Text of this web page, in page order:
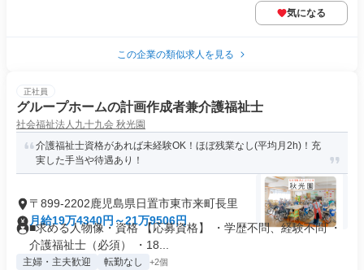
気になる
この企業の類似求人を見る
正社員
グループホームの計画作成者兼介護福祉士
社会福祉法人九十九会 秋光園
介護福祉士資格があれば未経験OK！ほぼ残業なし(平均月2h)！充
実した手当や待遇あり！
〒899-2202鹿児島県日置市東市来町長里
月給19万4340円～21万9506円
■求める人物像・資格 【応募資格】 ・学歴不問、経験不問 ・
介護福祉士（必須） ・18...
主婦・主夫歓迎 転勤なし +2個